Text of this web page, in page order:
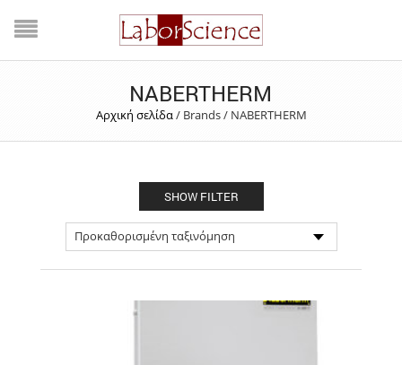
NABERTHERM
Αρχική σελίδα/ Brands/ NABERTHERM
SHOW FILTER